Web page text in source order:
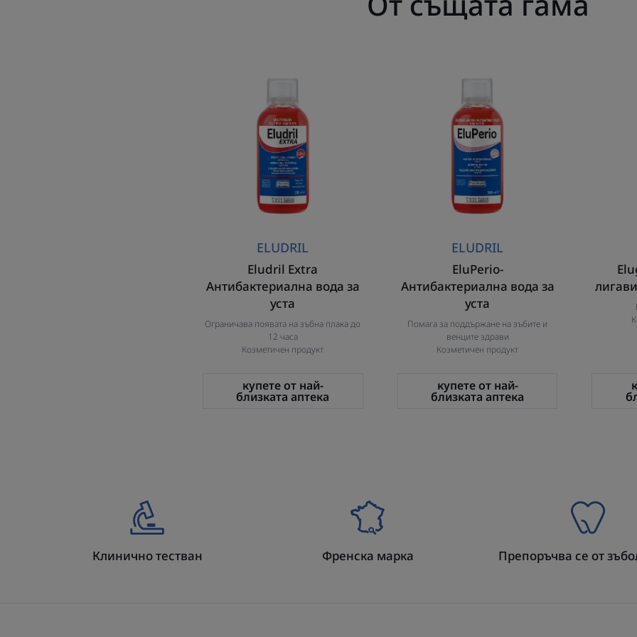
Антибактериална
вода
за
уста
ELUDRIL
Eludril Extra
Антибактериална вода за
уста
Ограничава появата на зъбна плака до
12 часа
Козметичен продукт
купете от най-
близката аптека
вода
за
уста
ELUDRIL
EluPerio-
Антибактериална вода за
уста
Помага за поддържане на зъбите и
венците здрави
Козметичен продукт
купете от най-
близката аптека
Клинично тестван Френска марка Препоръчва се от